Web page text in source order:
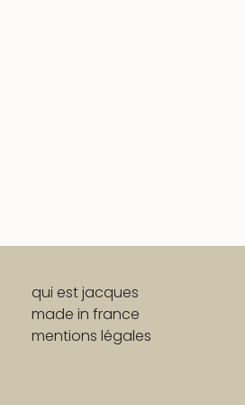
qui est jacques
made in france
mentions légales